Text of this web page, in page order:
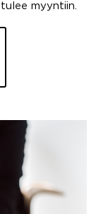
myyntiin.